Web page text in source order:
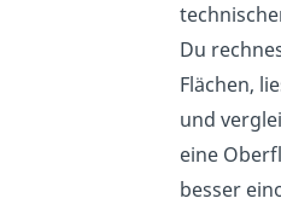
Du
Flächen,
und
eine
besser